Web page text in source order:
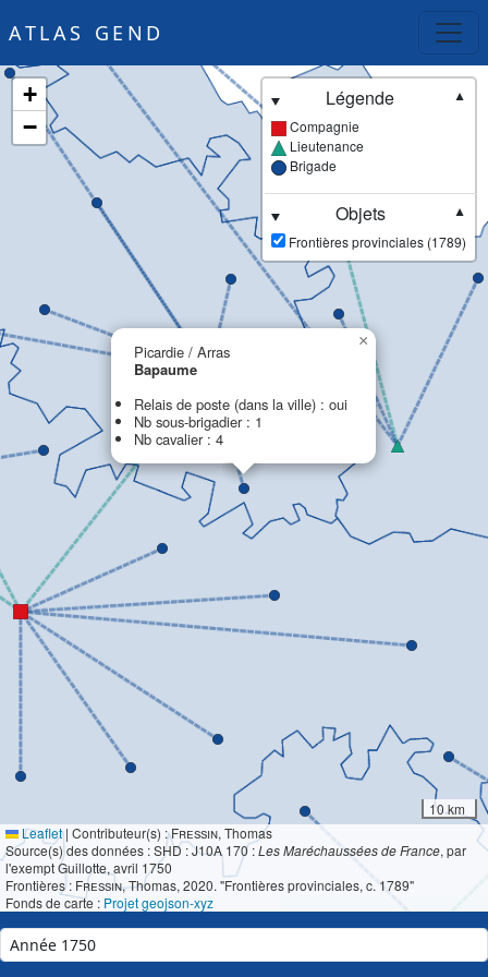
ATLAS GEND
Picardie / Arras
Bapaume
Relais de poste (dans la ville) : oui
Nb sous-brigadier : 1
Nb cavalier : 4
×
+
−
Légende
▼
Compagnie
Lieutenance
Brigade
Objets
▼
Frontières provinciales (1789)
10 km
Leaflet | Contributeur(s) :Fressin, Thomas
Source(s) des données : SHD : J10A 170 :Les Maréchaussées de France, par
l'exempt Guillotte, avril 1750
Frontières : Fressin, Thomas, 2020. "Frontières provinciales, c. 1789"
Fonds de carte : Projet geojson-xyz